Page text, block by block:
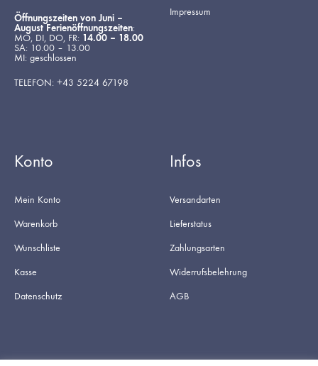
Öffnungszeiten von Juni –
August Ferienöffnungszeiten:
MO, DI, DO, FR: 14.00 – 18.00
SA: 10.00 – 13.00
MI: geschlossen
TELEFON: +43 5224 67198
Impressum
Konto
Mein Konto
Warenkorb
Wunschliste
Kasse
Datenschutz
Infos
Versandarten
Lieferstatus
Zahlungsarten
Widerrufsbelehrung
AGB